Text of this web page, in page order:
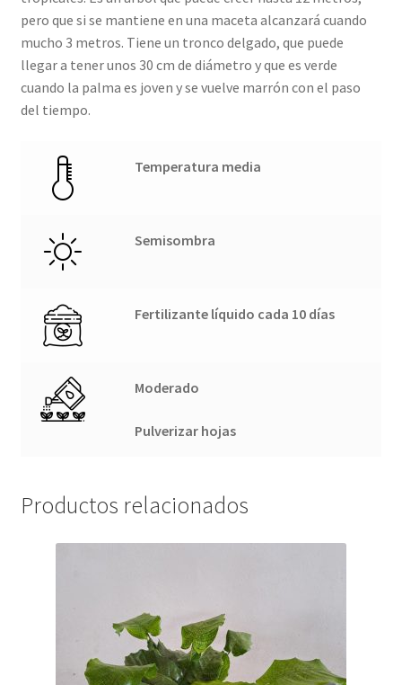
pero que si se mantiene en una maceta alcanzará cuando
mucho 3 metros. Tiene un tronco delgado, que puede
llegar a tener unos 30 cm de diámetro y que es verde
cuando la palma es joven y se vuelve marrón con el paso
del tiempo.
Temperatura media
Semisombra
Fertilizante líquido cada 10 días
Moderado
Pulverizar hojas
Productos relacionados